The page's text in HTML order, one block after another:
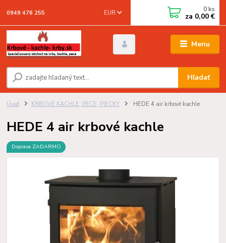
Menu
EUR
Hľadať
0949 476 255 0 ks
za 0,00 €
Úvod KRBOVÉ KACHLE, PECE, PIECKY HEDE 4 air krbové kachle
HEDE 4 air krbové kachle
Doprava ZADARMO